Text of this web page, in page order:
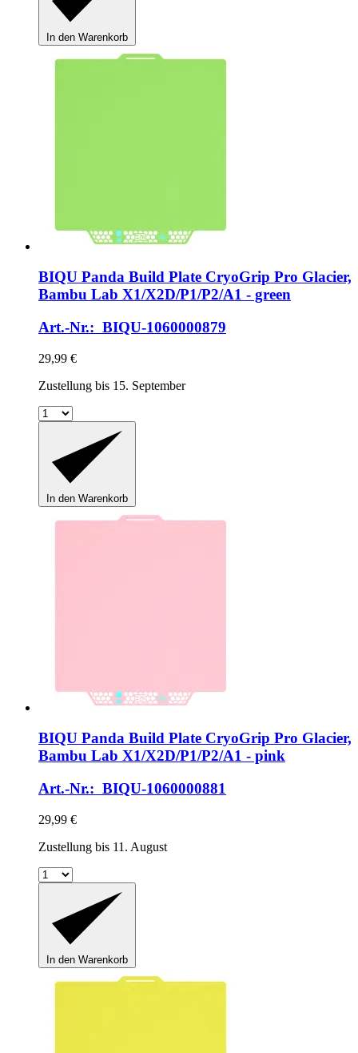
In den Warenkorb
BIQU Panda Build Plate CryoGrip Pro Glacier,
Bambu Lab X1/X2D/P1/P2/A1 -​ green
Art.-Nr.: BIQU-1060000879
29,99 €
Zustellung bis 15. September
In den Warenkorb
BIQU Panda Build Plate CryoGrip Pro Glacier,
Bambu Lab X1/X2D/P1/P2/A1 -​ pink
Art.-Nr.: BIQU-1060000881
29,99 €
Zustellung bis 11. August
In den Warenkorb